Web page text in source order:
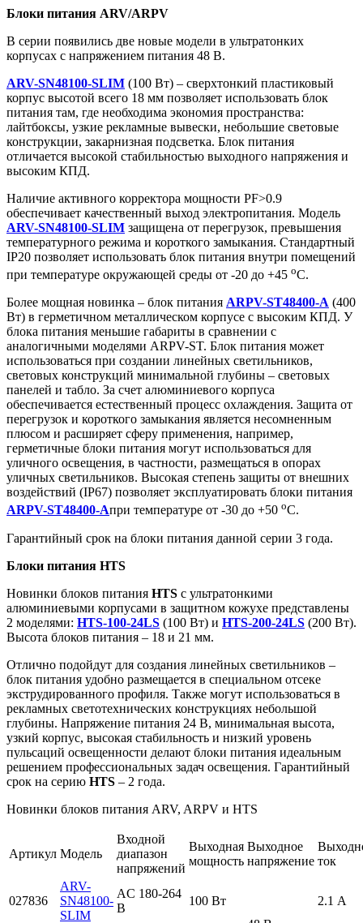
Блоки питания ARV/ARPV
В серии появились две новые модели в ультратонких
корпусах с напряжением питания 48 В.
ARV-SN48100-SLIM (100 Вт) – сверхтонкий пластиковый
корпус высотой всего 18 мм позволяет использовать блок
питания там, где необходима экономия пространства:
лайтбоксы, узкие рекламные вывески, небольшие световые
конструкции, закарнизная подсветка. Блок питания
отличается высокой стабильностью выходного напряжения и
высоким КПД.
Наличие активного корректора мощности PF>0.9
обеспечивает качественный выход электропитания. Модель
ARV-SN48100-SLIM защищена от перегрузок, превышения
температурного режима и короткого замыкания. Стандартный
IP20 позволяет использовать блок питания внутри помещений
при температуре окружающей среды от -20 до +45 oС.
Более мощная новинка – блок питания ARPV-ST48400-A (400
Вт) в герметичном металлическом корпусе с высоким КПД. У
блока питания меньшие габариты в сравнении с
аналогичными моделями ARPV-ST. Блок питания может
использоваться при создании линейных светильников,
световых конструкций минимальной глубины – световых
панелей и табло. За счет алюминиевого корпуса
обеспечивается естественный процесс охлаждения. Защита от
перегрузок и короткого замыкания является несомненным
плюсом и расширяет сферу применения, например,
герметичные блоки питания могут использоваться для
уличного освещения, в частности, размещаться в опорах
уличных светильников. Высокая степень защиты от внешних
воздействий (IP67) позволяет эксплуатировать блоки питания
ARPV-ST48400-Aпри температуре от -30 до +50 oС.
Гарантийный срок на блоки питания данной серии 3 года.
Блоки питания HTS
Новинки блоков питания HTS с ультратонкими
алюминиевыми корпусами в защитном кожухе представлены
2 моделями: HTS-100-24LS (100 Вт) и HTS-200-24LS (200 Вт).
Высота блоков питания – 18 и 21 мм.
Отлично подойдут для создания линейных светильников –
блок питания удобно размещается в специальном отсеке
экструдированного профиля. Также могут использоваться в
рекламных светотехнических конструкциях небольшой
глубины. Напряжение питания 24 В, минимальная высота,
узкий корпус, высокая стабильность и низкий уровень
пульсаций освещенности делают блоки питания идеальным
решением профессиональных задач освещения. Гарантийный
срок на серию HTS – 2 года.
Новинки блоков питания ARV, ARPV и HTS
Артикул Модель
Входной
диапазон
напряжений
Выходная
мощность
Выходное
напряжение ток
027836
ARV-
SN48100-
SLIM
AC 180-264
В
100 Вт
2.1 А